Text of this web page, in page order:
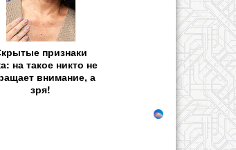
признаки
на такое никто не
внимание, а
зря!